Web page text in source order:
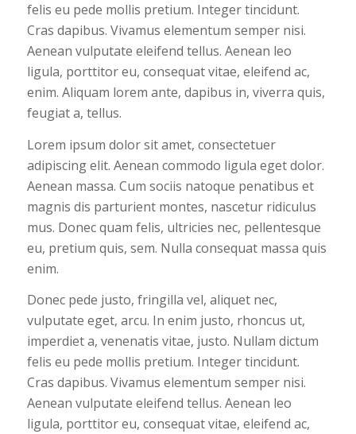
felis eu pede mollis pretium. Integer tincidunt.
Cras dapibus. Vivamus elementum semper nisi.
Aenean vulputate eleifend tellus. Aenean leo
ligula, porttitor eu, consequat vitae, eleifend ac,
enim. Aliquam lorem ante, dapibus in, viverra quis,
feugiat a, tellus.
Lorem ipsum dolor sit amet, consectetuer
adipiscing elit. Aenean commodo ligula eget dolor.
Aenean massa. Cum sociis natoque penatibus et
magnis dis parturient montes, nascetur ridiculus
mus. Donec quam felis, ultricies nec, pellentesque
eu, pretium quis, sem. Nulla consequat massa quis
enim.
Donec pede justo, fringilla vel, aliquet nec,
vulputate eget, arcu. In enim justo, rhoncus ut,
imperdiet a, venenatis vitae, justo. Nullam dictum
felis eu pede mollis pretium. Integer tincidunt.
Cras dapibus. Vivamus elementum semper nisi.
Aenean vulputate eleifend tellus. Aenean leo
ligula, porttitor eu, consequat vitae, eleifend ac,